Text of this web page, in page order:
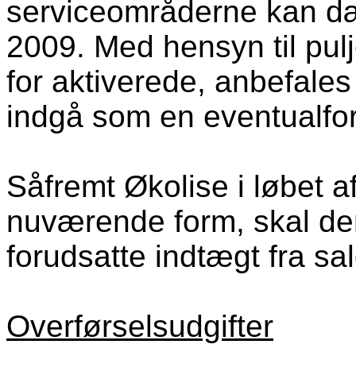
serviceområderne kan
2009. Med hensyn til
for aktiverede,
indgå som en
Såfremt Økolise i løbet
nuværende form, skal
forudsatte indtægt fra
Overførselsudgifter